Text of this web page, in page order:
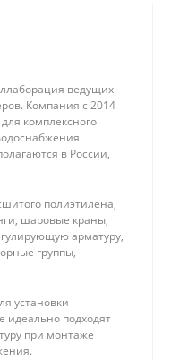
ведущих
Компания с 2014
комплексного
в России,
полиэтилена,
шаровые краны,
арматуру,
группы,
установки
идеально подходят
при монтаже